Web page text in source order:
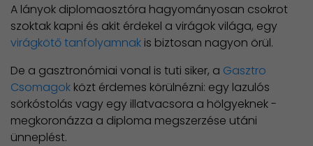
A lányok diplomaosztóra hagyományosan csokrot
szoktak kapni és akit érdekel a virágok világa, egy
virágkötő tanfolyamnak is biztosan nagyon örül.
De a gasztronómiai vonal is tuti siker, a Gasztro
Csomagok közt érdemes körülnézni: egy lazulós
sörkóstolás vagy egy illatvacsora a hölgyeknek -
megkoronázza a diploma megszerzése utáni
ünneplést.